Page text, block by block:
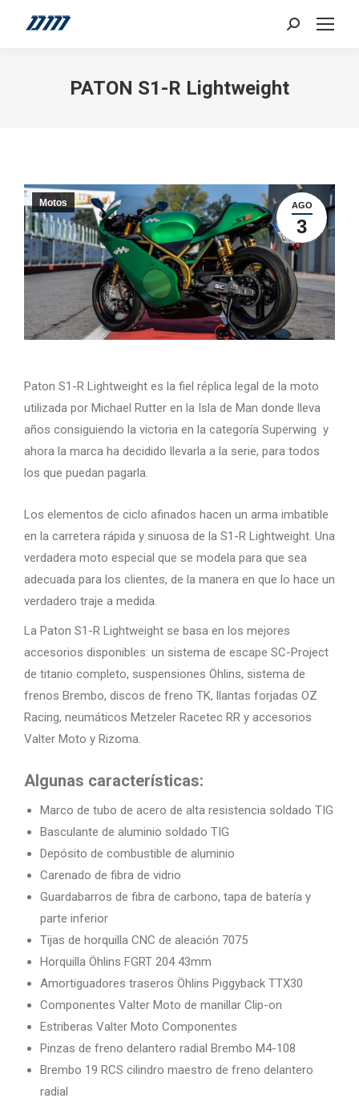
Search:
PATON S1-R Lightweight
AGO
3
Motos
Paton S1-R Lightweight es la fiel réplica legal de la moto
utilizada por Michael Rutter en la Isla de Man donde lleva
años consiguiendo la victoria en la categoría Superwing y
ahora la marca ha decidido llevarla a la serie, para todos
los que puedan pagarla.
Los elementos de ciclo afinados hacen un arma imbatible
en la carretera rápida y sinuosa de la S1-R Lightweight. Una
verdadera moto especial que se modela para que sea
adecuada para los clientes, de la manera en que lo hace un
verdadero traje a medida.
La Paton S1-R Lightweight se basa en los mejores
accesorios disponibles: un sistema de escape SC-Project
de titanio completo, suspensiones Öhlins, sistema de
frenos Brembo, discos de freno TK, llantas forjadas OZ
Racing, neumáticos Metzeler Racetec RR y accesorios
Valter Moto y Rizoma.
Algunas características:
Marco de tubo de acero de alta resistencia soldado TIG
Basculante de aluminio soldado TIG
Depósito de combustible de aluminio
Carenado de fibra de vidrio
Guardabarros de fibra de carbono, tapa de batería y
parte inferior
Tijas de horquilla CNC de aleación 7075
Horquilla Öhlins FGRT 204 43mm
Amortiguadores traseros Öhlins Piggyback TTX30
Componentes Valter Moto de manillar Clip-on
Estriberas Valter Moto Componentes
Pinzas de freno delantero radial Brembo M4-108
Brembo 19 RCS cilindro maestro de freno delantero
radial